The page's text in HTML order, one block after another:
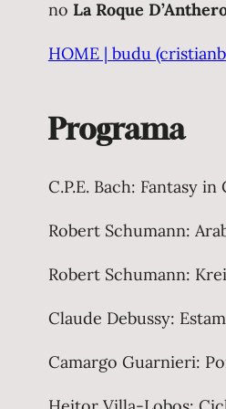
no La Roque
HOME | budu
Programa
C.P.E. Bach: Fantasy
Robert Schumann:
Robert Schumann:
Claude Debussy:
Camargo Guarnieri: